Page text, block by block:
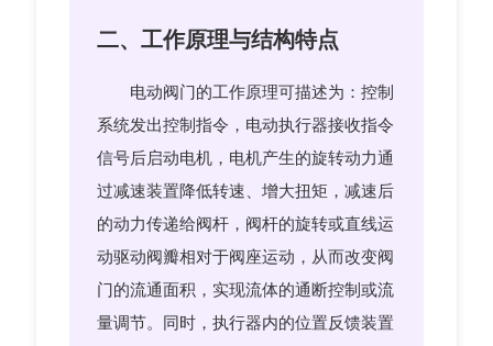
二、工作原理与结构特点
电动阀门的工作原理可描述为：控制
系统发出控制指令，电动执行器接收指令
信号后启动电机，电机产生的旋转动力通
过减速装置降低转速、增大扭矩，减速后
的动力传递给阀杆，阀杆的旋转或直线运
动驱动阀瓣相对于阀座运动，从而改变阀
门的流通面积，实现流体的通断控制或流
量调节。同时，执行器内的位置反馈装置